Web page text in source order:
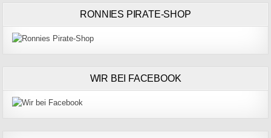
RONNIES PIRATE-SHOP
WIR BEI FACEBOOK